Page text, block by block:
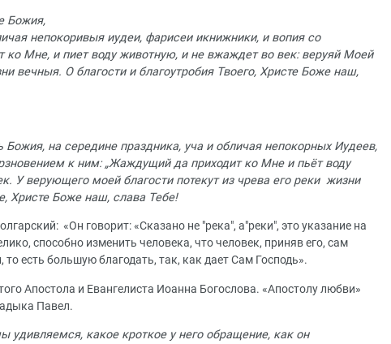
Бо‌жия,
непокори‌выя иуде‌и, фарисе‌и икни‌жники, и вопия‌ со
Мне‌, и пие‌т во‌ду живо‌тную, и не вжа‌ждет во ве‌к: ве‌руяй Мое‌й
ве‌чныя. О бла‌гости и благоутро‌бия Твоего‌, Христе‌ Бо‌же на‌ш,
на середине праздника, уча и обличая непокорных Иудеев,
к ним: „Жаждущий да приходит ко Мне и пьёт воду
У верующего моей благости потекут из чрева его реки жизни
Христе Боже наш, слава Тебе!
«Он говорит: «Сказано не "река", а"реки", это указание на
способно изменить человека, что человек, приняв его, сам
то есть большую благодать, так, как дает Сам Господь».
Апостола и Евангелиста Иоанна Богослова. «Апостолу любви»
Павел.
удивляемся, какое кроткое у него обращение, как он